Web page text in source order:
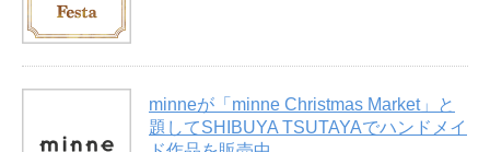
minneが「minne Christmas Market」と
題してSHIBUYA TSUTAYAでハンドメイ